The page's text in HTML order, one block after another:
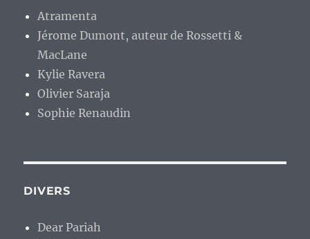
Atramenta
Jérome Dumont, auteur de Rossetti &
MacLane
Kylie Ravera
Olivier Saraja
Sophie Renaudin
DIVERS
Dear Pariah